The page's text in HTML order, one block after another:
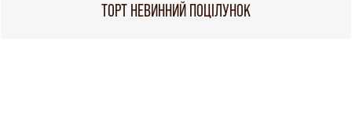
ТОРТ НЕВИННИЙ ПОЦІЛУНОК